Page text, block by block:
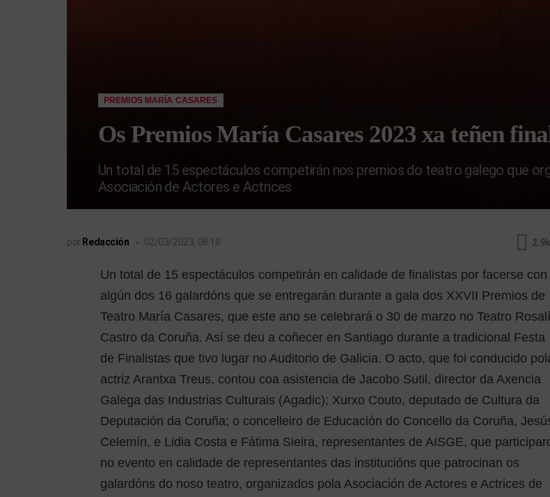
PREMIOS MARÍA CASARES
Os Premios María Casares 2023 xa teñen
Un total de 15 espectáculos competirán nos premios do teatro galego que
Asociación de Actores e Actrices
por Redacción 02/03/2023, 08:18 2.9k
Un total de 15 espectáculos competirán en calidade de finalistas por facerse con
algún dos 16 galardóns que se entregarán durante a gala dos XXVII Premios de
Teatro María Casares, que este ano se celebrará o 30 de marzo no Teatro
Castro da Coruña. Así se deu a coñecer en Santiago durante a tradicional Festa
de Finalistas que tivo lugar no Auditorio de Galicia. O acto, que foi conducido
actriz Arantxa Treus, contou coa asistencia de Jacobo Sutil, director da Axencia
Galega das Industrias Culturais (Agadic); Xurxo Couto, deputado de Cultura da
Deputación da Coruña; o concelleiro de Educación do Concello da Coruña,
Celemín, e Lidia Costa e Fátima Sieira, representantes de AISGE, que
no evento en calidade de representantes das institucións que patrocinan os
galardóns do noso teatro, organizados pola Asociación de Actores e Actrices de